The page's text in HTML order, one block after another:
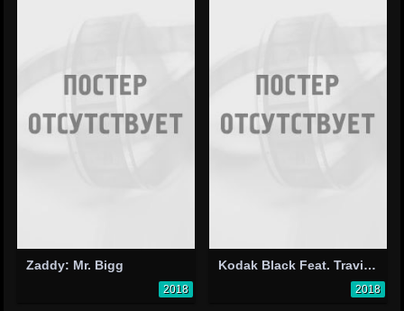
Zaddy: Mr. Bigg
2018
Kodak Black Feat. Travis Scott & Offset: Zeze
2018